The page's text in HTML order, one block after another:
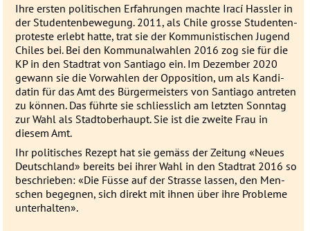
Ihre ersten politischen Erfahrungen machte Irací Hassler in
der Studenten­bewegung. 2011, als Chile grosse Stu­den­ten­
pro­teste er­lebt hatte, trat sie der Kom­munis­ti­schen Jugend
Chiles bei. Bei den Kom­munal­wahlen 2016 zog sie für die
KP in den Stadt­rat von Santiago ein. Im Dezember 2020
gewann sie die Vor­wahlen der Oppo­sition, um als Kan­di­
datin für das Amt des Bürgermeisters von Santiago antreten
zu können. Das führte sie schliess­lich am letzten Sonntag
zur Wahl als Stadt­ober­haupt. Sie ist die zweite Frau in
diesem Amt.
Ihr politisches Rezept hat sie gemäss der Zeitung «Neues
Deutsch­land» bereits bei ihrer Wahl in den Stadt­rat 2016 so
beschrieben: «Die Füs­se auf der Stras­se lassen, den Men­
schen be­gegnen, sich direkt mit ihnen über ihre Pro­bleme
unter­halten».